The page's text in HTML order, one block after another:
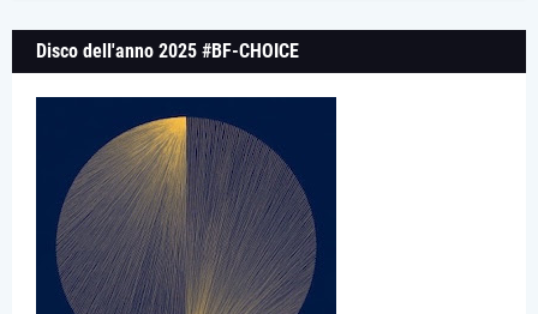
Disco dell'anno 2025 #BF-CHOICE